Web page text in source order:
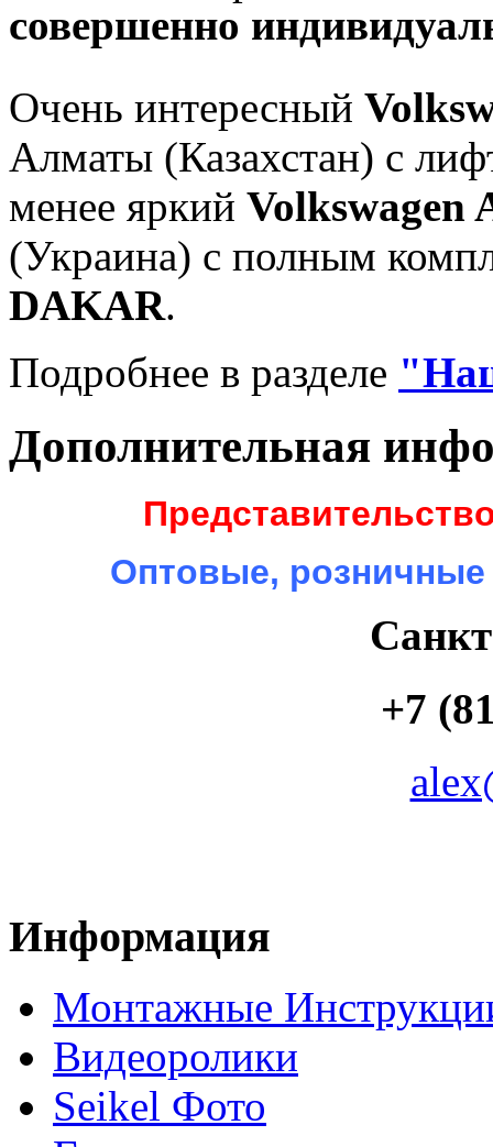
совершенно
Очень интересный
Алматы (Казахстан) с
менее яркий Volkswagen
(Украина) с полным
DAKAR.
Подробнее в разделе
Дополнительная
Оптовые,
+7
Информация
Монтажные
Видеоролики
Seikel Фото